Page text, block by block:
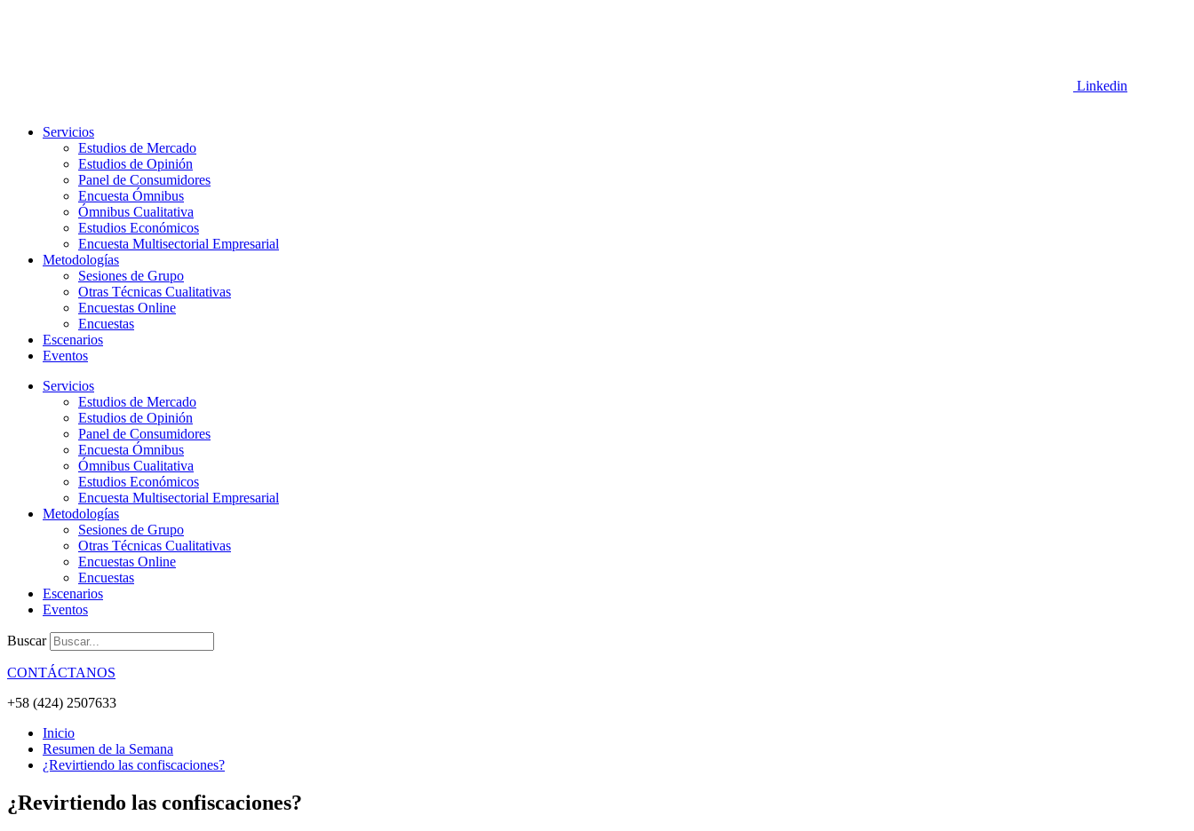
Linkedin
Servicios
Estudios de Mercado
Estudios de Opinión
Panel de Consumidores
Encuesta Ómnibus
Ómnibus Cualitativa
Estudios Económicos
Encuesta Multisectorial Empresarial
Metodologías
Sesiones de Grupo
Otras Técnicas Cualitativas
Encuestas Online
Encuestas
Escenarios
Eventos
Servicios
Estudios de Mercado
Estudios de Opinión
Panel de Consumidores
Encuesta Ómnibus
Ómnibus Cualitativa
Estudios Económicos
Encuesta Multisectorial Empresarial
Metodologías
Sesiones de Grupo
Otras Técnicas Cualitativas
Encuestas Online
Encuestas
Escenarios
Eventos
Buscar
CONTÁCTANOS
+58 (424) 2507633
Inicio
Resumen de la Semana
¿Revirtiendo las confiscaciones?
¿Revirtiendo las confiscaciones?